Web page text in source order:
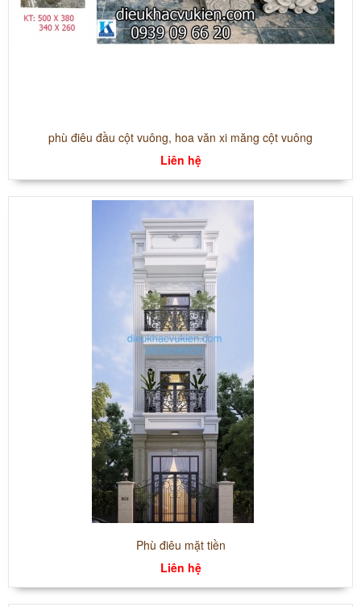
phù điêu đầu cột vuông, hoa văn xi măng cột vuông
Liên hệ
Phù điêu mặt tiền
Liên hệ